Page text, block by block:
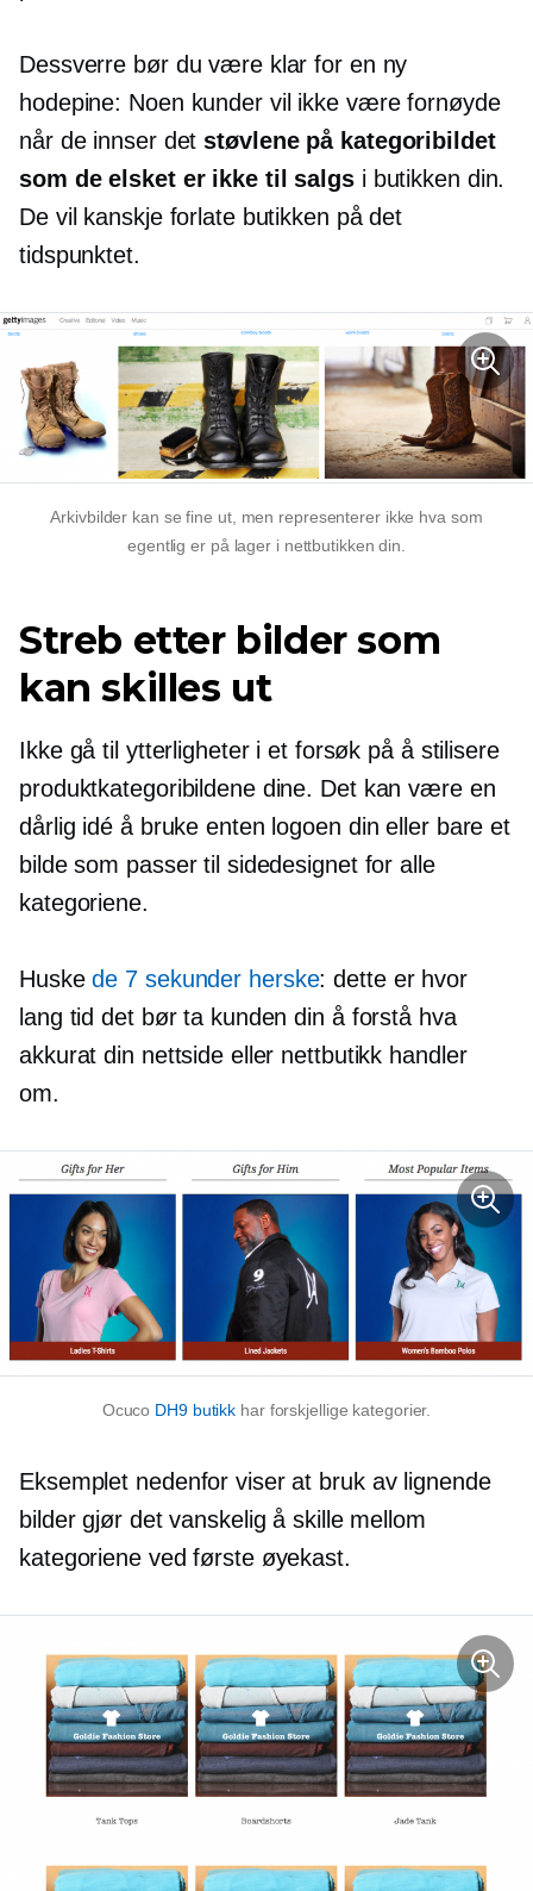
Dessverre bør du være klar for en ny
hodepine: Noen kunder vil ikke være fornøyde
når de innser detstøvlene på kategoribildet
som de elsket er ikke til salgsi butikken din.
De vil kanskje forlate butikken på det
tidspunktet.
Arkivbilder kan se fine ut, men representerer ikke hva som
egentlig er på lager i nettbutikken din.
Streb etter bilder som
kan skilles ut
Ikke gå til ytterligheter i et forsøk på å stilisere
produktkategoribildene dine. Det kan være en
dårlig idé å bruke enten logoen din eller bare et
bilde som passer til sidedesignet for alle
kategoriene.
Huskede 7 sekunder herske: dette er hvor
lang tid det bør ta kunden din å forstå hva
akkurat din nettside eller nettbutikk handler
om.
Ocuco DH9 butikk har forskjellige kategorier.
Eksemplet nedenfor viser at bruk av lignende
bilder gjør det vanskelig å skille mellom
kategoriene ved første øyekast.